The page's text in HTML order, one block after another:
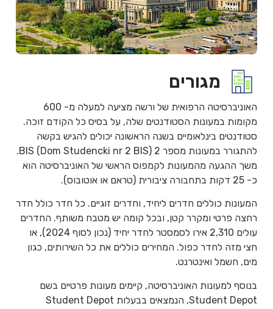
מגורים
האוניברסיטה הרפואית של ורשה מציעה למעלה מ- 600
מקומות במעונות הסטודנטים שלה, על בסיס כל הקודם זוכה.
סטודנטים בינלאומיים בשנה הראשונה יכולים להגיש בקשה
להתגורר במעונות מספר 2 BIS (Dom Studencki nr 2 BIS).
משך ההגעה מהמעונות לקמפוס הראשי של האוניברסיטה הוא
כ- 25 דקות בתחבורה ציבורית (טראם או אוטובוס).
המעונות כוללים חדרים ליחיד, וחדרים זוגיים. כל חדר כולל חדר
רחצה פרטי ומקרר קטן, ובכל קומה יש מטבח משותף. החדרים
עולים 2,310 אירו לסמסטר לחדר יחיד (נכון לסוף 2024), או
חצי מזה לחדר כפול. המחירים כוללים את כל השירותים, כגון
מים, חשמל ואינטרנט.
בנוסף למעונות האוניברסיטה, קיימים מעונות פרטיים בשם
Student Depot, הנמצאים בבעלות Student Depot